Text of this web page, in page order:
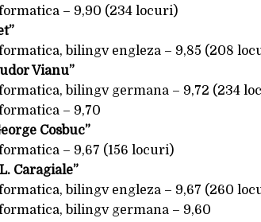
– 9,90 (234 locuri)
bilingv engleza – 9,85 (208
Vianu”
bilingv germana – 9,72 (234
– 9,70
Cosbuc”
– 9,67 (156 locuri)
Caragiale”
bilingv engleza – 9,67 (260
bilingv germana – 9,60